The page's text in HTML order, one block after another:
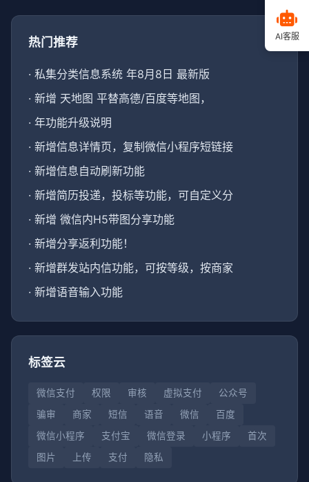
热门推荐
· 私集分类信息系统 年8月8日 最新版
· 新增 天地图 平替高德/百度等地图，
· 年功能升级说明
· 新增信息详情页，复制微信小程序短链接
· 新增信息自动刷新功能
· 新增简历投递，投标等功能，可自定义分
· 新增 微信内H5带图分享功能
· 新增分享返利功能！
· 新增群发站内信功能，可按等级，按商家
· 新增语音输入功能
标签云
微信支付 权限 审核 虚拟支付
公众号
骗审
商家 短信 语音 微信
百度
微信小程序
支付宝 微信登录 小程序
首次
图片
上传 支付 隐私
AI客服